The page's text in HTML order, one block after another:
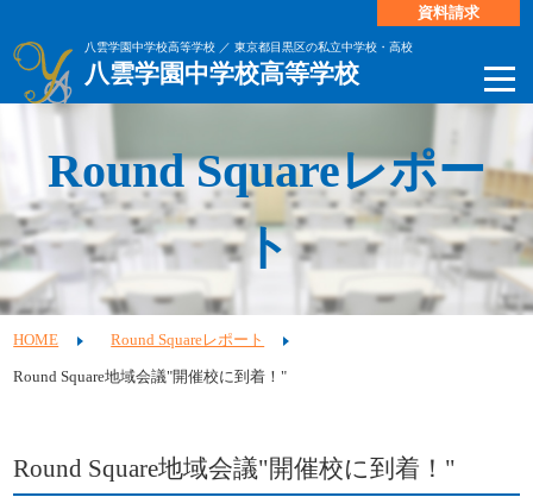
八雲学園中学校高等学校 ／ 東京都目黒区の私立中学校・高校
八雲学園中学校高等学校
資料請求
Round Squareレポー
ト
HOME Round Squareレポート
Round Square地域会議"開催校に到着！"
Round Square地域会議"開催校に到着！"